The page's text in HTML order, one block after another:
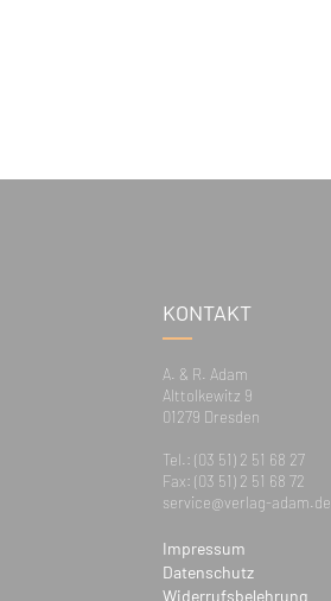
KONTAKT
A. & R. Adam
Alttolkewitz 9
01279 Dresden
Tel.: (03 51) 2 51 68 27
Fax: (03 51) 2 51 68 72
service@verlag-adam.de
Impressum
Datenschutz
Widerrufsbelehrung